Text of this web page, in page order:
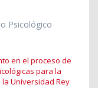
Psicológico
en el proceso de
para la
Universidad Rey